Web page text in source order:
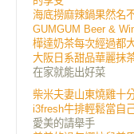
海底撈麻辣鍋果然名
GUMGUM Beer &
樺達奶茶每次經過都
大阪日系甜品華麗抹
在家就能出好菜
柴米夫妻山東燒雞十
i3fresh牛排輕鬆當自
愛美的請舉手